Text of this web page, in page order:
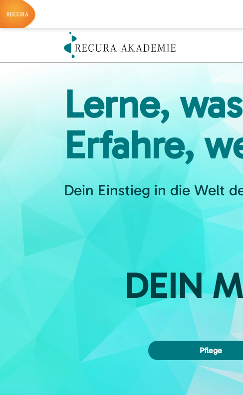
Lerne,
Erfahre,
Dein Einstieg in die Welt
DEIN
Pflege